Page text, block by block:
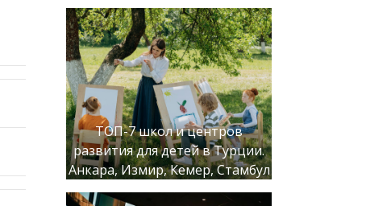
ТОП-7 школ и центров
развития для детей в Турции.
Анкара, Измир, Кемер, Стамбул